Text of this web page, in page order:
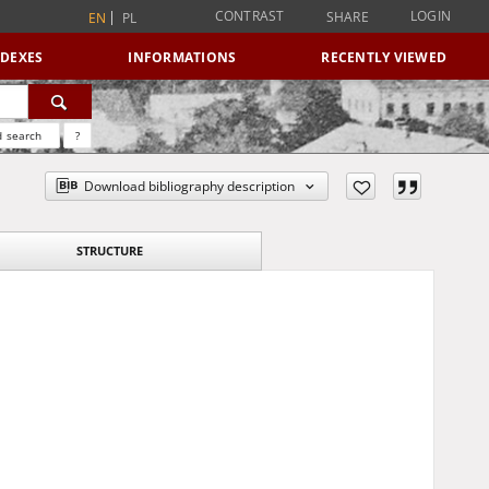
EN PL CONTRAST SHARE LOGIN
INFORMATIONS RECENTLY VIEWED
search ?
Download bibliography description
STRUCTURE